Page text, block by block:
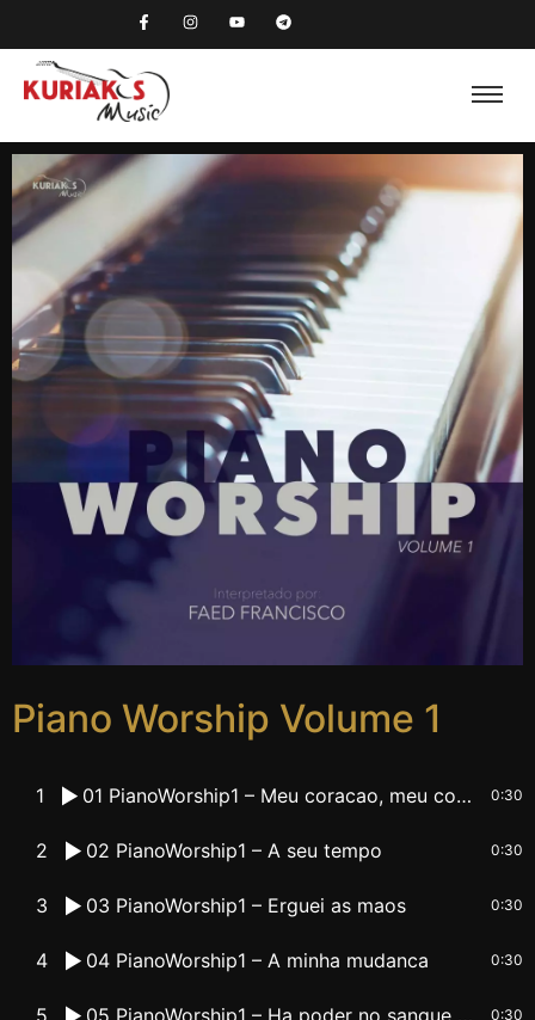
Piano Worship Volume 1
1 01 PianoWorship1 – Meu coracao, meu corpo 0:30
2 02 PianoWorship1 – A seu tempo 0:30
3 03 PianoWorship1 – Erguei as maos 0:30
4 04 PianoWorship1 – A minha mudanca 0:30
5 05 PianoWorship1 – Ha poder no sangue de Jesus 0:30